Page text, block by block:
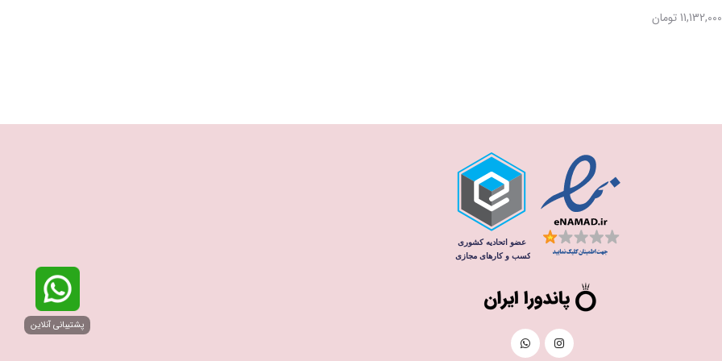
11,132,000 تومان
پشتیبانی آنلاین